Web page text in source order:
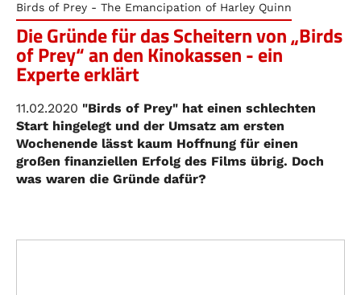
Birds of Prey - The Emancipation of Harley Quinn
Die Gründe für das Scheitern von „Birds
of Prey“ an den Kinokassen - ein
Experte erklärt
11.02.2020 "Birds of Prey" hat einen schlechten
Start hingelegt und der Umsatz am ersten
Wochenende lässt kaum Hoffnung für einen
großen finanziellen Erfolg des Films übrig. Doch
was waren die Gründe dafür?